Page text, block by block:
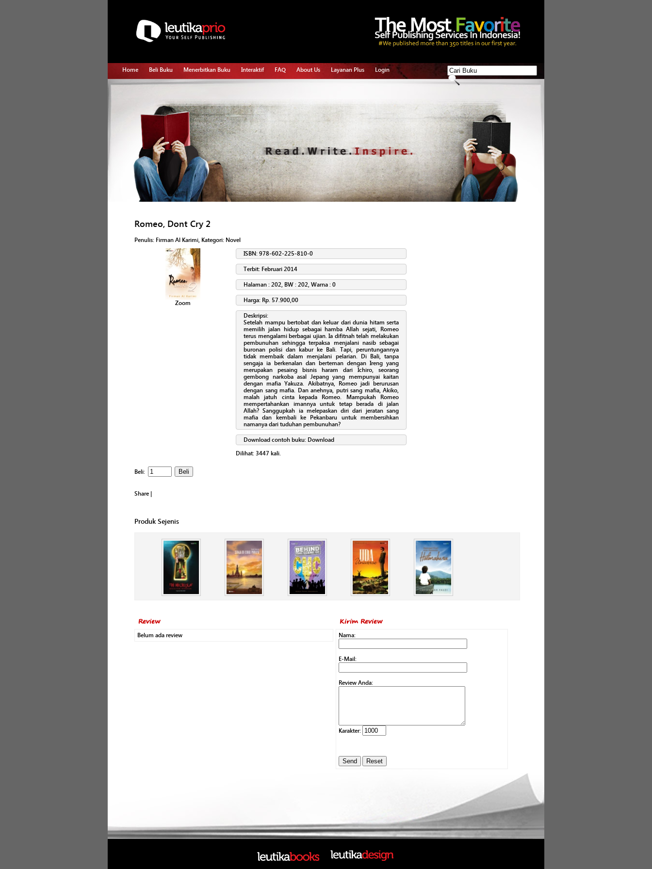
Home Beli Buku Menerbitkan Buku Interaktif FAQ About Us Layanan Plus Login
Romeo, Dont Cry 2
Penulis: Firman Al Karimi, Kategori: Novel
Zoom
ISBN: 978-602-225-810-0
Terbit: Februari 2014
Halaman : 202, BW : 202, Warna : 0
Harga: Rp. 57.900,00
Deskripsi:
Setelah mampu bertobat dan keluar dari dunia hitam serta
memilih jalan hidup sebagai hamba Allah sejati, Romeo
terus mengalami berbagai ujian. Ia difitnah telah melakukan
pembunuhan sehingga terpaksa menjalani nasib sebagai
buronan polisi dan kabur ke Bali. Tapi, peruntungannya
tidak membaik dalam menjalani pelarian. Di Bali, tanpa
sengaja ia berkenalan dan berteman dengan Ireng yang
merupakan pesaing bisnis haram dari Ichiro, seorang
gembong narkoba asal Jepang yang mempunyai kaitan
dengan mafia Yakuza. Akibatnya, Romeo jadi berurusan
dengan sang mafia. Dan anehnya, putri sang mafia, Akiko,
malah jatuh cinta kepada Romeo. Mampukah Romeo
mempertahankan imannya untuk tetap berada di jalan
Allah? Sanggupkah ia melepaskan diri dari jeratan sang
mafia dan kembali ke Pekanbaru untuk membersihkan
namanya dari tuduhan pembunuhan?
Download contoh buku: Download
Dilihat: 3447 kali.
Beli:
Share |
Produk Sejenis
Review
Belum ada review
Kirim Review
Nama:
E-Mail:
Review Anda:
Karakter: